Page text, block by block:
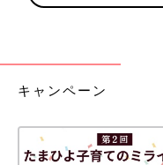
キャンペーン